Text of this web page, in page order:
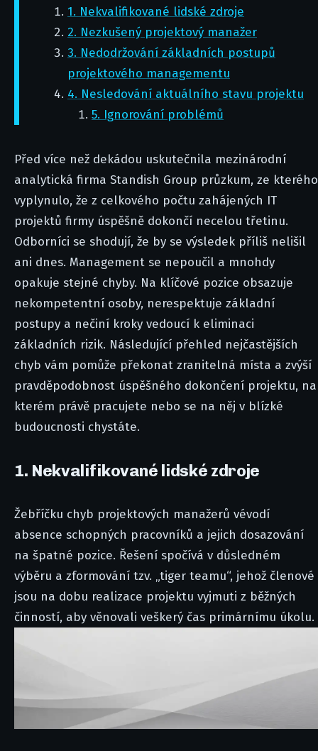
1. Nekvalifikované lidské zdroje
2. Nezkušený projektový manažer
3. Nedodržování základních postupů
projektového managementu
4. Nesledování aktuálního stavu projektu
5. Ignorování problémů
Před více než dekádou uskutečnila mezinárodní
analytická firma Standish Group průzkum, ze kterého
vyplynulo, že z celkového počtu zahájených IT
projektů firmy úspěšně dokončí necelou třetinu.
Odborníci se shodují, že by se výsledek příliš nelišil
ani dnes. Management se nepoučil a mnohdy
opakuje stejné chyby. Na klíčové pozice obsazuje
nekompetentní osoby, nerespektuje základní
postupy a nečiní kroky vedoucí k eliminaci
základních rizik. Následující přehled nejčastějších
chyb vám pomůže překonat zranitelná místa a zvýší
pravděpodobnost úspěšného dokončení projektu, na
kterém právě pracujete nebo se na něj v blízké
budoucnosti chystáte.
1. Nekvalifikované lidské zdroje
Žebříčku chyb projektových manažerů vévodí
absence schopných pracovníků a jejich dosazování
na špatné pozice. Řešení spočívá v důsledném
výběru a zformování tzv. „tiger teamu“, jehož členové
jsou na dobu realizace projektu vyjmuti z běžných
činností, aby věnovali veškerý čas primárnímu úkolu.